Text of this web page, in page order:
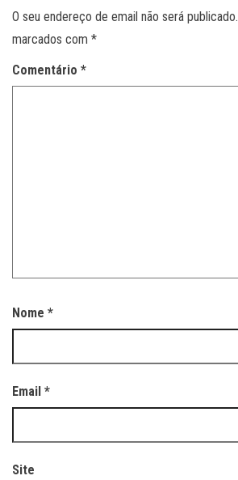
O seu endereço de email não será publicado.
marcados com *
Comentário *
Nome *
Email *
Site